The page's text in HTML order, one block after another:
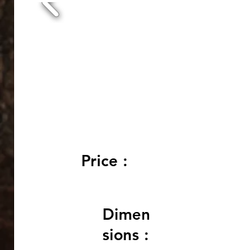
Price :
Dimen
sions :